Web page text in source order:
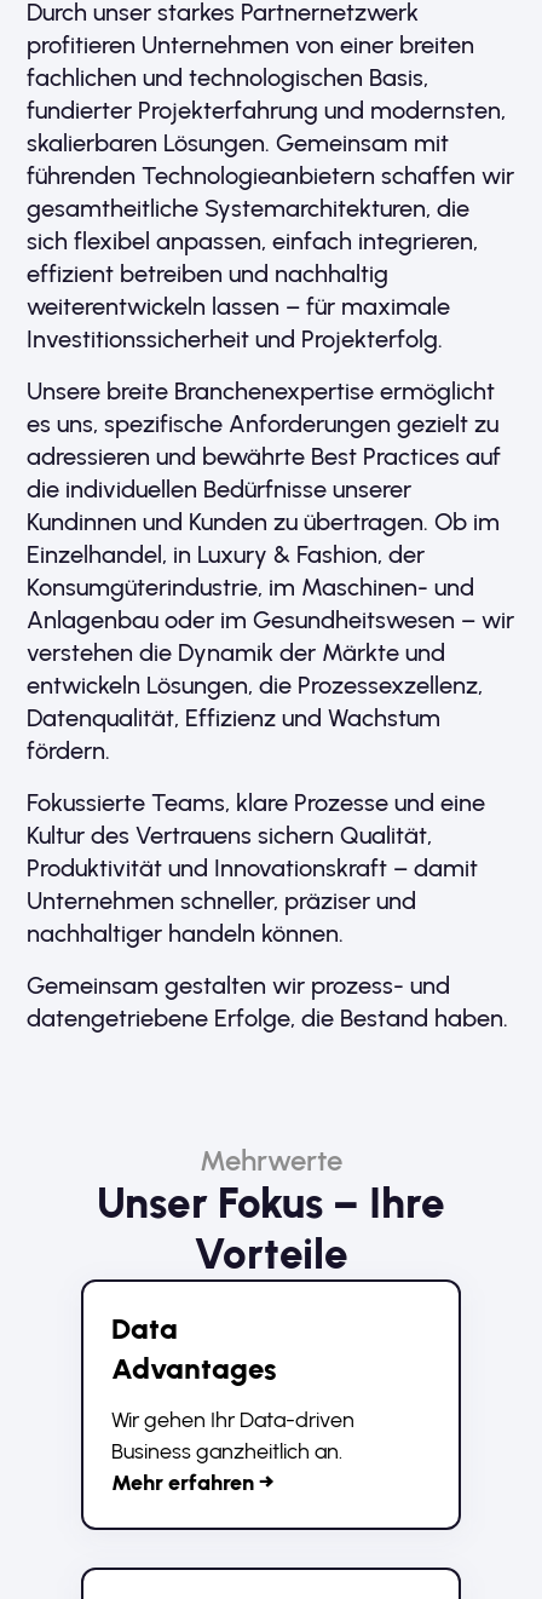
Durch unser starkes Partnernetzwerk
profitieren Unternehmen von einer breiten
fachlichen und technologischen Basis,
fundierter Projekterfahrung und modernsten,
skalierbaren Lösungen. Gemeinsam mit
führenden Technologieanbietern schaffen wir
gesamtheitliche Systemarchitekturen, die
sich flexibel anpassen, einfach integrieren,
effizient betreiben und nachhaltig
weiterentwickeln lassen – für maximale
Investitionssicherheit und Projekterfolg.
Unsere breite Branchenexpertise ermöglicht
es uns, spezifische Anforderungen gezielt zu
adressieren und bewährte Best Practices auf
die individuellen Bedürfnisse unserer
Kundinnen und Kunden zu übertragen. Ob im
Einzelhandel, in Luxury & Fashion, der
Konsumgüterindustrie, im Maschinen- und
Anlagenbau oder im Gesundheitswesen – wir
verstehen die Dynamik der Märkte und
entwickeln Lösungen, die Prozessexzellenz,
Datenqualität, Effizienz und Wachstum
fördern.
Fokussierte Teams, klare Prozesse und eine
Kultur des Vertrauens sichern Qualität,
Produktivität und Innovationskraft – damit
Unternehmen schneller, präziser und
nachhaltiger handeln können.
Gemeinsam gestalten wir prozess- und
datengetriebene Erfolge, die Bestand haben.
Mehrwerte
Unser Fokus – Ihre
Vorteile
Data
Advantages
Wir gehen Ihr Data-driven
Business ganzheitlich an.
Mehr erfahren →